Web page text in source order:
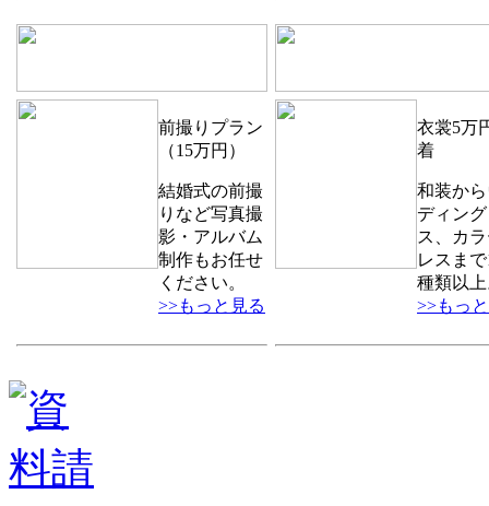
前撮りプラン
（15万円）
結婚式の前撮
りなど写真撮
影・アルバム
制作もお任せ
ください。
>>もっと見る
衣裳5万
着
和装か
ディン
ス、カ
レスまで
種類以
>>もっ